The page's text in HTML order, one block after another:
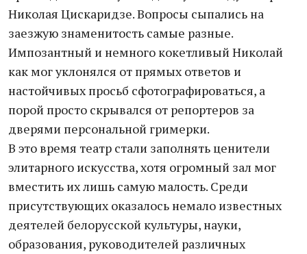
Николая Цискаридзе. Вопросы сыпались на
заезжую знаменитость самые разные.
Импозантный и немного кокетливый Николай
как мог уклонялся от прямых ответов и
настойчивых просьб сфотографироваться, а
порой просто скрывался от репортеров за
дверями персональной гримерки.
В это время театр стали заполнять ценители
элитарного искусства, хотя огромный зал мог
вместить их лишь самую малость. Среди
присутствующих оказалось немало известных
деятелей белорусской культуры, науки,
образования, руководителей различных